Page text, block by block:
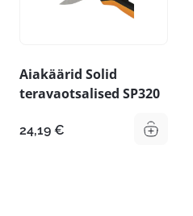
Aiakäärid Solid
teravaotsalised SP320
24,19 €